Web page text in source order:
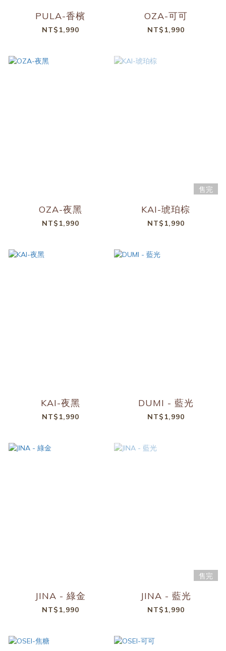
PULA-香檳
NT$1,990
OZA-可可
NT$1,990
OZA-夜黑
NT$1,990
售完
KAI-琥珀棕
NT$1,990
KAI-夜黑
NT$1,990
DUMI - 藍光
NT$1,990
JINA - 綠金
NT$1,990
售完
JINA - 藍光
NT$1,990